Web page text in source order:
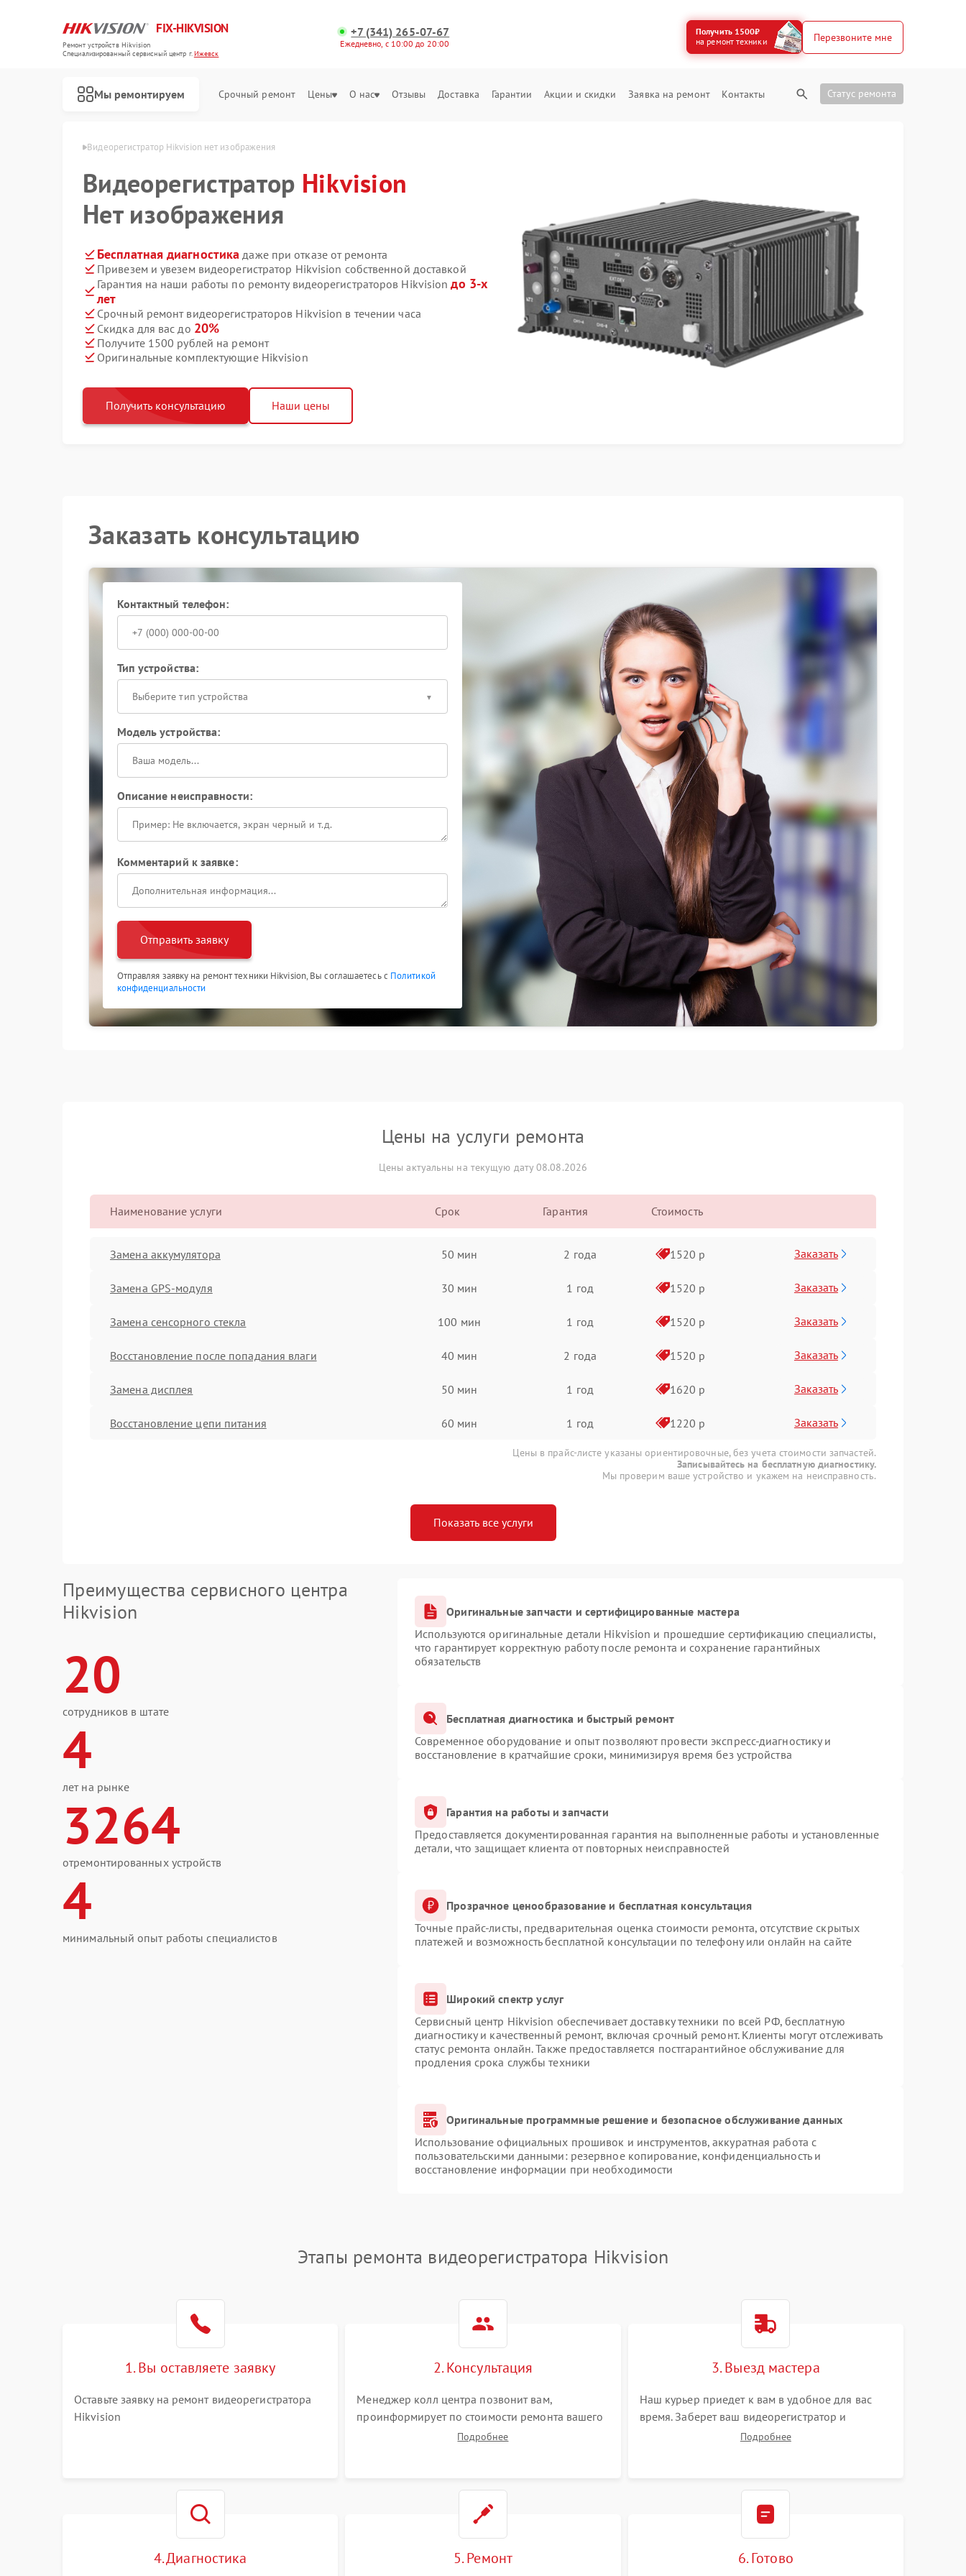
FIX-HIKVISION
Ремонт устройств Hikvision
Специализированный cервисный центр г.Ижевск
+7 (341) 265-07-67
Ежедневно, с 10:00 до 20:00
Получить 1500₽
на ремонт техники
Перезвоните мне
Мы ремонтируем Срочный ремонт Цены О нас Отзывы Доставка Гарантии Акции и скидки Заявка на ремонт Контакты Статус ремонта
Hikvision в Ижевске Видеорегистратор Hikvision нет изображения
Видеорегистратор Hikvision
Нет изображения
Бесплатная диагностика даже при отказе от ремонта
Привезем и увезем видеорегистратор Hikvision собственной доставкой
Гарантия на наши работы по ремонту видеорегистраторов Hikvisionдо 3-х
лет
Срочный ремонт видеорегистраторов Hikvision в течении часа
Скидка для вас до 20%
Получите 1500 рублей на ремонт
Оригинальные комплектующие Hikvision
Получить консультацию Наши цены
Заказать консультацию
Контактный телефон:
Тип устройства:
Выберите тип устройства
Модель устройства:
Описание неисправности:
Комментарий к заявке:
Отправить заявку
Отправляя заявку на ремонт техники Hikvision, Вы соглашаетесь с Политикой
конфиденциальности
Цены на услуги ремонта
Цены актуальны на текущую дату 08.08.2026
Наименование услуги Срок Гарантия Стоимость
Замена аккумулятора 50 мин 2 года 1520 р Заказать
Замена GPS-модуля 30 мин 1 год 1520 р Заказать
Замена сенсорного стекла 100 мин 1 год 1520 р Заказать
Восстановление после попадания влаги 40 мин 2 года 1520 р Заказать
Замена дисплея 50 мин 1 год 1620 р Заказать
Восстановление цепи питания 60 мин 1 год 1220 р Заказать
Цены в прайс-листе указаны ориентировочные, без учета стоимости запчастей.
Записывайтесь на бесплатную диагностику.
Мы проверим ваше устройство и укажем на неисправность.
Показать все услуги
Преимущества сервисного центра
Hikvision
20
сотрудников в штате
4
лет на рынке
3264
отремонтированных устройств
4
минимальный опыт работы специалистов
Оригинальные запчасти и сертифицированные мастера
Используются оригинальные детали Hikvision и прошедшие сертификацию специалисты,
что гарантирует корректную работу после ремонта и сохранение гарантийных
обязательств
Бесплатная диагностика и быстрый ремонт
Современное оборудование и опыт позволяют провести экспресс-диагностику и
восстановление в кратчайшие сроки, минимизируя время без устройства
Гарантия на работы и запчасти
Предоставляется документированная гарантия на выполненные работы и установленные
детали, что защищает клиента от повторных неисправностей
Прозрачное ценообразование и бесплатная консультация
Точные прайс-листы, предварительная оценка стоимости ремонта, отсутствие скрытых
платежей и возможность бесплатной консультации по телефону или онлайн на сайте
Широкий спектр услуг
Сервисный центр Hikvision обеспечивает доставку техники по всей РФ, бесплатную
диагностику и качественный ремонт, включая срочный ремонт. Клиенты могут отслеживать
статус ремонта онлайн. Также предоставляется постгарантийное обслуживание для
продления срока службы техники
Оригинальные программные решение и безопасное обслуживание данных
Использование официальных прошивок и инструментов, аккуратная работа с
пользовательскими данными: резервное копирование, конфиденциальность и
восстановление информации при необходимости
Этапы ремонта видеорегистратора Hikvision
1. Вы оставляете заявку
Оставьте заявку на ремонт видеорегистратора
Hikvision
2. Консультация
Менеджер колл центра позвонит вам,
проинформирует по стоимости ремонта вашего
видеорегистратора а также ответит на все ваши
Подробнее
3. Выезд мастера
Наш курьер приедет к вам в удобное для вас
время. Заберет ваш видеорегистратор и
привезет на склад для диагностики.
Подробнее
4. Диагностика 5. Ремонт 6. Готово